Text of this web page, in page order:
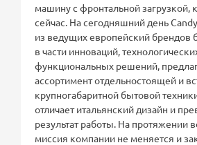
машину с фронтальной загрузкой,
сейчас. На сегодняшний день
из ведущих европейский брендов
в части инноваций,
функциональных решений,
ассортимент отдельностоящей и
крупногабаритной бытовой
отличает итальянский дизайн и
результат работы. На протяжении
миссия компании не меняется и